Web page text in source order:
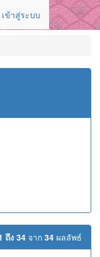
เข้าสู่ระบบ
ถึง 34 จาก 34 ผลลัพธ์